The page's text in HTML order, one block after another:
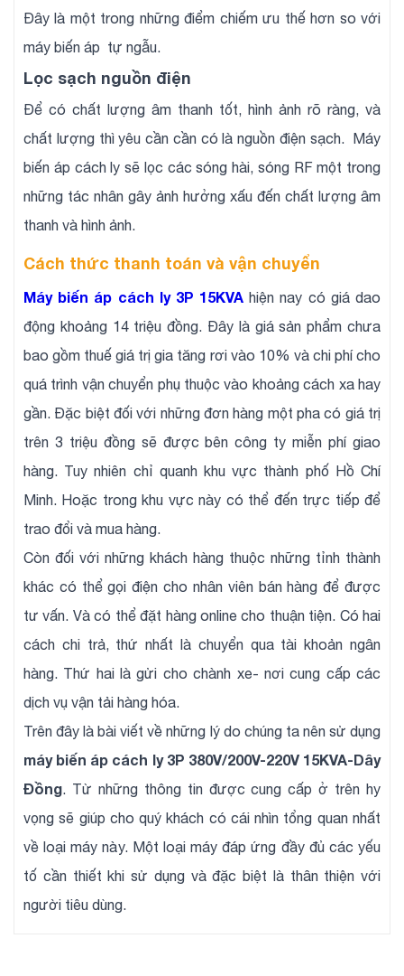
Đây là một trong những điểm chiếm ưu thế hơn so với
máy biến áp tự ngẫu.
Lọc sạch nguồn điện
Để có chất lượng âm thanh tốt, hình ảnh rõ ràng, và
chất lượng thì yêu cần cần có là nguồn điện sạch. Máy
biến áp cách ly sẽ lọc các sóng hài, sóng RF một trong
những tác nhân gây ảnh hưởng xấu đến chất lượng âm
thanh và hình ảnh.
Cách thức thanh toán và vận chuyển
Máy biến áp cách ly 3P 15KVA hiện nay có giá dao
động khoảng 14 triệu đồng. Đây là giá sản phẩm chưa
bao gồm thuế giá trị gia tăng rơi vào 10% và chi phí cho
quá trình vận chuyển phụ thuộc vào khoảng cách xa hay
gần. Đặc biệt đối với những đơn hàng một pha có giá trị
trên 3 triệu đồng sẽ được bên công ty miễn phí giao
hàng. Tuy nhiên chỉ quanh khu vực thành phố Hồ Chí
Minh. Hoặc trong khu vực này có thể đến trực tiếp để
trao đổi và mua hàng.
Còn đối với những khách hàng thuộc những tỉnh thành
khác có thể gọi điện cho nhân viên bán hàng để được
tư vấn. Và có thể đặt hàng online cho thuận tiện. Có hai
cách chi trả, thứ nhất là chuyển qua tài khoản ngân
hàng. Thứ hai là gửi cho chành xe- nơi cung cấp các
dịch vụ vận tải hàng hóa.
Trên đây là bài viết về những lý do chúng ta nên sử dụng
máy biến áp cách ly 3P 380V/200V-220V 15KVA-Dây
Đồng. Từ những thông tin được cung cấp ở trên hy
vọng sẽ giúp cho quý khách có cái nhìn tổng quan nhất
về loại máy này. Một loại máy đáp ứng đầy đủ các yếu
tố cần thiết khi sử dụng và đặc biệt là thân thiện với
người tiêu dùng.